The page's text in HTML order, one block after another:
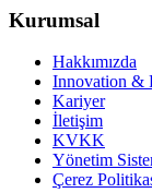
Kurumsal
Hakkımızda
Innovation &
Kariyer
İletişim
KVKK
Yönetim
Çerez